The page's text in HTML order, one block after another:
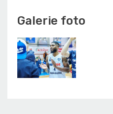
Galerie foto